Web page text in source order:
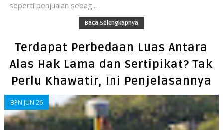
seperti penjualan sebag...
Baca Selengkapnya
Terdapat Perbedaan Luas Antara
Alas Hak Lama dan Sertipikat? Tak
Perlu Khawatir, Ini Penjelasannya
BPN JUN 26